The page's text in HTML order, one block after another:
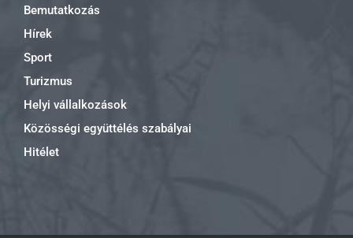
Bemutatkozás
Hírek
Sport
Turizmus
Helyi vállalkozások
Közösségi együttélés szabályai
Hitélet